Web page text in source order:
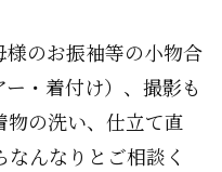
のお振袖等の小物合
・着付け）、撮影も
物の洗い、仕立て直
んなりとご相談く